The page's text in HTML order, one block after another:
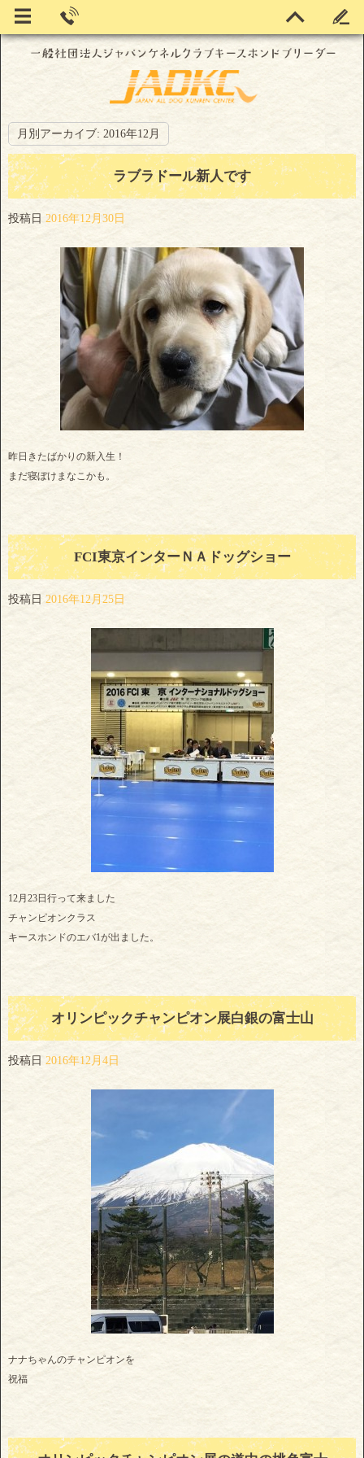
月別アーカイブ: 2016年12月
ラブラドール新人です
投稿日 2016年12月30日
昨日きたばかりの新入生！
まだ寝ぼけまなこかも。
FCI東京インターＮＡドッグショー
投稿日 2016年12月25日
12月23日行って来ました
チャンピオンクラス
キースホンドのエバ1が出ました。
オリンピックチャンピオン展白銀の富士山
投稿日 2016年12月4日
ナナちゃんのチャンピオンを
祝福